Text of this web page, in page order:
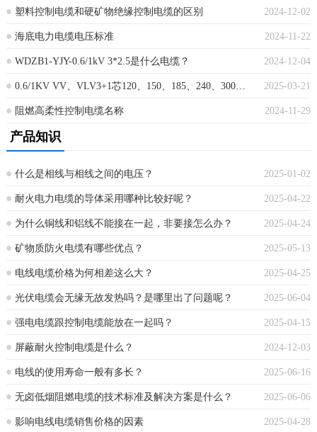
2024-12-02
塑料控制电缆和硬矿物绝缘控制电缆的区别
2024-11-22
海底电力电缆电压标准
2024-12-04
WDZB1-YJY-0.6/1kV 3*2.5是什么电缆？
2025-03-21
0.6/1KV VV、VLV3+1芯120、150、185、240、300、400平方电缆外径、重量
2024-11-29
阻燃高柔性控制电缆名称
产品知识
2025-01-02
什么是相线与相线之间的电压？
2025-04-22
耐火电力电缆的导体采用哪种比较好呢？
2025-04-24
为什么铜线和铝线不能接在一起，非要接怎么办？
2025-05-13
矿物质防火电缆有哪些优点？
2025-04-25
电线电缆价格为何相差这么大？
2025-06-04
光伏电缆会无缘无故发热吗？是哪里出了问题呢？
2025-04-15
强电电缆跟控制电缆能放在一起吗？
2024-12-03
屏蔽耐火控制电缆是什么？
2025-06-16
电线的使用寿命一般有多长？
2025-06-06
无卤低烟阻燃电缆的技术标准及解决方案是什么？
2025-04-28
影响电线电缆销售价格的因素